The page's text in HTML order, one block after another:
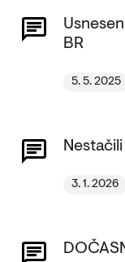
BR
5. 5. 2025
3. 1. 2026